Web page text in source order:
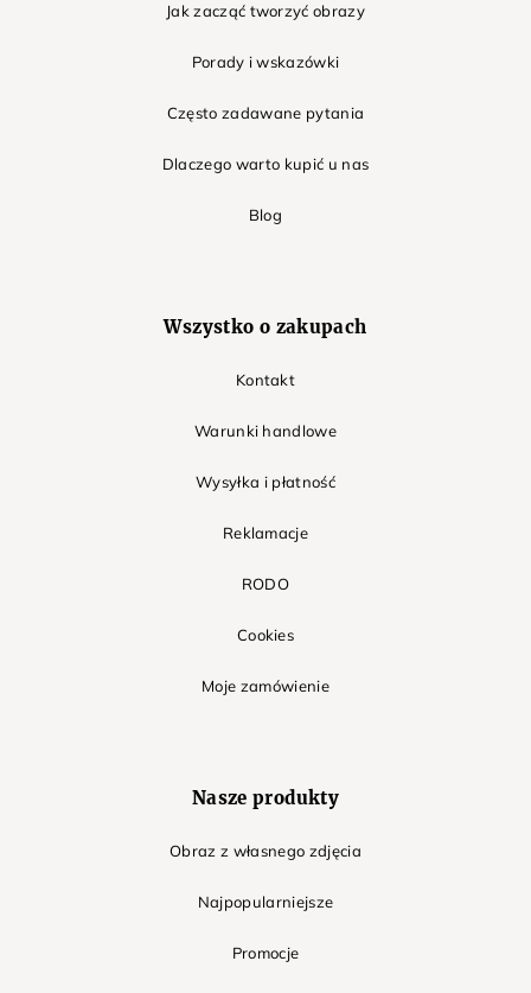
Jak zacząć tworzyć obrazy
Porady i wskazówki
Często zadawane pytania
Dlaczego warto kupić u nas
Blog
Wszystko o zakupach
Kontakt
Warunki handlowe
Wysyłka i płatność
Reklamacje
RODO
Cookies
Moje zamówienie
Nasze produkty
Obraz z własnego zdjęcia
Najpopularniejsze
Promocje